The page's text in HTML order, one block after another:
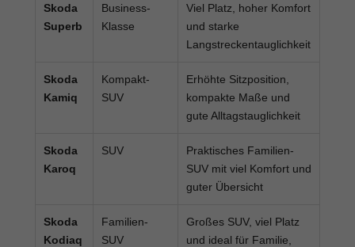
Skoda
Superb
Business-
Klasse
Viel Platz, hoher Komfort
und starke
Langstreckentauglichkeit
Skoda
Kamiq
Kompakt-
SUV
Erhöhte Sitzposition,
kompakte Maße und
gute Alltagstauglichkeit
Skoda
Karoq
SUV
Praktisches Familien-
SUV mit viel Komfort und
guter Übersicht
Skoda
Kodiaq
Familien-
SUV
Großes SUV, viel Platz
und ideal für Familie,